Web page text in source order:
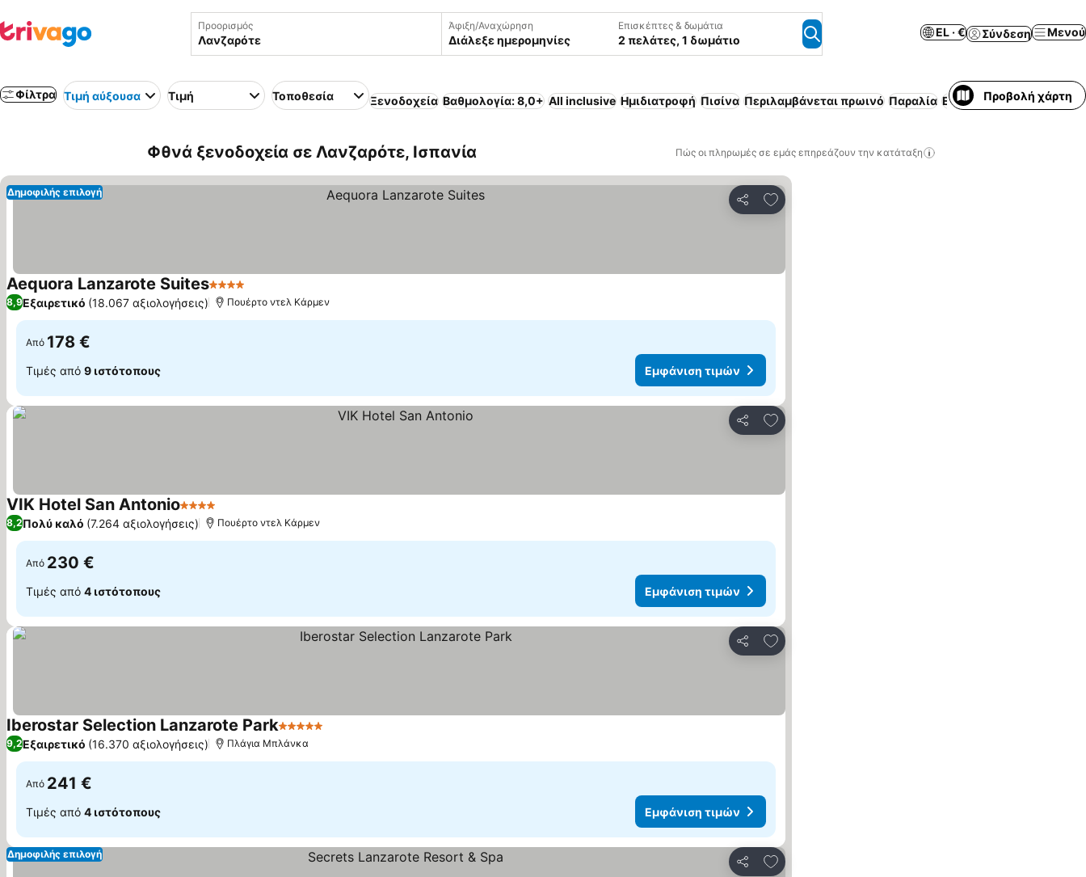
Προορισμός Άφιξη/Αναχώρηση
Διάλεξε ημερομηνίες
Επισκέπτες & δωμάτια
2 πελάτες, 1 δωμάτιο
EL · € Σύνδεση Μενού
Φίλτρα Τιμή αύξουσα Τιμή Τοποθεσία Ξενοδοχεία Βαθμολογία: 8,0+ All inclusive Ημιδιατροφή Πισίνα Περιλαμβάνεται πρωινό Παραλία Επιπλωμένο διαμέρισμα
Προβολή χάρτη
Φθνά ξενοδοχεία σε Λανζαρότε, Ισπανία Πώς οι πληρωμές σε εμάς επηρεάζουν την κατάταξη
Κοινοποίηση
Προσθήκη στα αγαπημένα
Δημοφιλής επιλογή
Aequora Lanzarote Suites4 Αστέρια
8,9Εξαιρετικό (18.067 αξιολογήσεις) Πουέρτο ντελ Κάρμεν
Από 178 €
Τιμές από 9 ιστότοπους Εμφάνιση τιμών
Κοινοποίηση
Προσθήκη στα αγαπημένα
VIK Hotel San Antonio4 Αστέρια
8,2Πολύ καλό (7.264 αξιολογήσεις) Πουέρτο ντελ Κάρμεν
Από 230 €
Τιμές από 4 ιστότοπους Εμφάνιση τιμών
Κοινοποίηση
Προσθήκη στα αγαπημένα
Iberostar Selection Lanzarote Park5 Αστέρια
9,2Εξαιρετικό (16.370 αξιολογήσεις) Πλάγια Μπλάνκα
Από 241 €
Τιμές από 4 ιστότοπους Εμφάνιση τιμών
Κοινοποίηση
Προσθήκη στα αγαπημένα
Δημοφιλής επιλογή